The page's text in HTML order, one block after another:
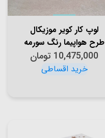
لوپ کار کویر موزیکال
طرح هواپیما رنگ سورمه
ای کد P/QT8081/SO
10,475,000 تومان